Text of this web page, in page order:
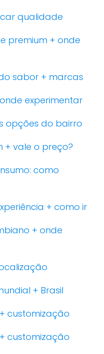
qualidade
premium + onde
sabor + marcas
experimentar
opções do bairro
+ vale o preço?
como
+ como ir
+ onde
+ Brasil
customização
customização